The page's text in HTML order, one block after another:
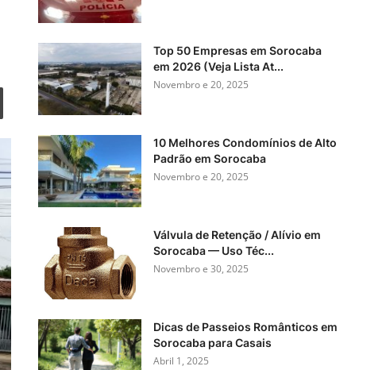
Top 50 Empresas em Sorocaba
em 2026 (Veja Lista At...
Novembro e 20, 2025
10 Melhores Condomínios de Alto
Padrão em Sorocaba
Novembro e 20, 2025
Válvula de Retenção / Alívio em
Sorocaba — Uso Téc...
Novembro e 30, 2025
Dicas de Passeios Românticos em
Sorocaba para Casais
Abril 1, 2025